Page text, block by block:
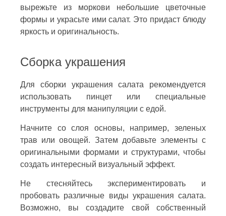
вырежьте из моркови небольшие цветочные
формы и украсьте ими салат. Это придаст блюду
яркость и оригинальность.
Сборка украшения
Для сборки украшения салата рекомендуется
использовать пинцет или специальные
инструменты для манипуляции с едой.
Начните со слоя основы, например, зеленых
трав или овощей. Затем добавьте элементы с
оригинальными формами и структурами, чтобы
создать интересный визуальный эффект.
Не стесняйтесь экспериментировать и
пробовать различные виды украшения салата.
Возможно, вы создадите свой собственный